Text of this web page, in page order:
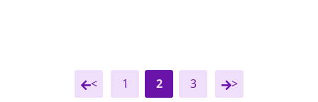
< 1 2 3 >